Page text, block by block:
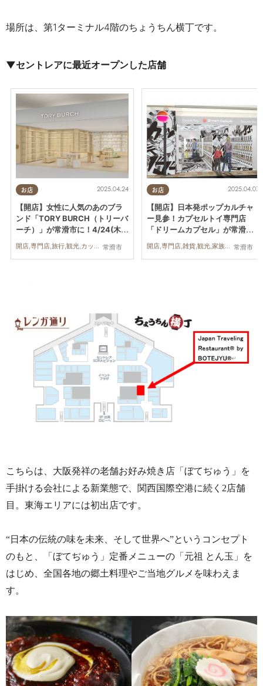
場所は、第1ターミナル4階のちょうちん横丁です。
▼セントレアに最近オープンした店舗
お店
常滑市
2025.04.24
【開店】女性に人気のあのブラ
ンド「TORY BURCH（トリーバ
ーチ）」が常滑市に！4/24(木)
ン
お店
常滑市
2025.04.07
【開店】日本発ポップカルチャ
ー見参！カプセルトイ専門店
「ドリームカプセル」が常滑市
こちらは、大阪発祥の老舗お好み焼き店「ぼてぢゅう」を
手掛ける会社による新業態で、 関西国際空港に続く2店舗
目。東海エリアには初出店です。
“日本の伝統の味を未来、そして世界へ”というコンセプト
のもと、「ぼてぢゅう」定番メニューの「元祖 とん玉」を
はじめ、全国各地の郷土料理やご当地グルメを味わえま
す。